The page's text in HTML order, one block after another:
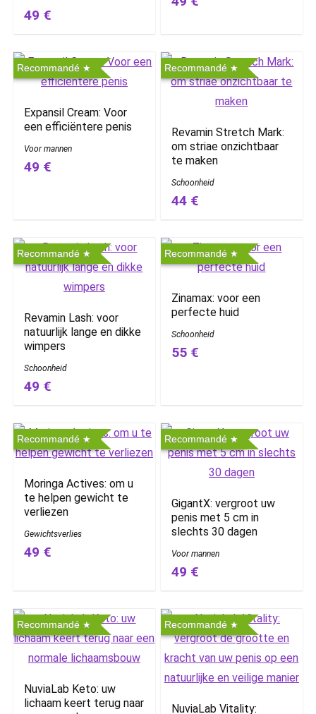
49 €
Recommandé
Expansil Cream: Voor
een efficiëntere penis
Voor mannen
49 €
Recommandé
Revamin Stretch Mark:
om striae onzichtbaar
te maken
Schoonheid
44 €
Recommandé
Revamin Lash: voor
natuurlijk lange en dikke
wimpers
Schoonheid
49 €
Recommandé
Zinamax: voor een
perfecte huid
Schoonheid
55 €
Recommandé
Moringa Actives: om u
te helpen gewicht te
verliezen
Gewichtsverlies
49 €
Recommandé
GigantX: vergroot uw
penis met 5 cm in
slechts 30 dagen
Voor mannen
49 €
Recommandé
NuviaLab Keto: uw
lichaam keert terug naar
Recommandé
NuviaLab Vitality: